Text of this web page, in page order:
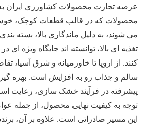
عرصه تجارت محصولات کشاورزی ایران
محصولات که در قالب قطعات کوچک،
می‌ شوند، به دلیل ماندگاری بالا، بسته
تغذیه ‌ای بالا، توانسته ‌اند جایگاه ویژه‌ ای
کنند. از اروپا تا خاورمیانه و شرق آسیا،
سالم و جذاب رو به افزایش است. بهره
پیشرفته در فرآیند خشک ‌سازی، رعایت
توجه به کیفیت نهایی محصول، از جمله
این مسیر صادراتی است. علاوه بر آن،